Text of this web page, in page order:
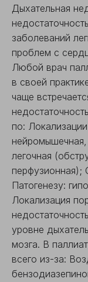
Дыхательная
заболеваний
проблем с
Любой врач
в своей
чаще
по:
легочная
перфузионная);
Патогенезу:
Локализация
уровне
мозга. В
всего из-за: